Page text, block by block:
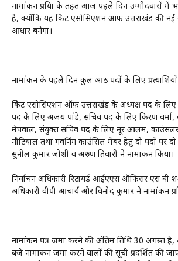
नामांकन प्रक्रिया के तहत आज पहले दिन उम्मीदवारों में
है, क्योंकि यह क्रिकेट एसोसिएशन आफ उत्तराखंड की नई
आधार बनेगा।
नामांकन के पहले दिन कुल आठ पदों के लिए प्रत्याशियों
क्रिकेट एसोसिएशन ऑफ़ उत्तराखंड के अध्यक्ष पद के लिए
पद के लिए अजय पांडे, सचिव पद के लिए किरण वर्मा,
मेघवाल, संयुक्त सचिव पद के लिए नूर आलम,
नौटियाल तथा गवर्निंग काउंसिल मेंबर हेतु दो पदों पर
सुनील कुमार जोशी व अरुण तिवारी ने नामांकन किया।
निर्वाचन अधिकारी रिटायर्ड आईएएस ऑफिसर एस बी
अधिकारी वीपी आचार्य और विनोद कुमार ने नामांकन
नामांकन पत्र जमा करने की अंतिम तिथि 30 अगस्त
बजे नामांकन जमा करने वालों की सूची प्रदर्शित की